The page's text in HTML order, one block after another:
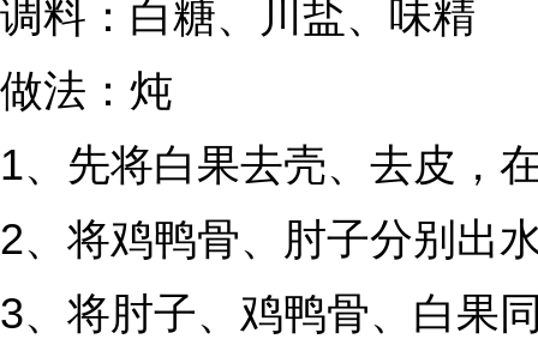
调料：白糖、川盐、味精
做法：炖
1、先将白果去壳、去皮，
2、将鸡鸭骨、肘子分别出
3、将肘子、鸡鸭骨、白果